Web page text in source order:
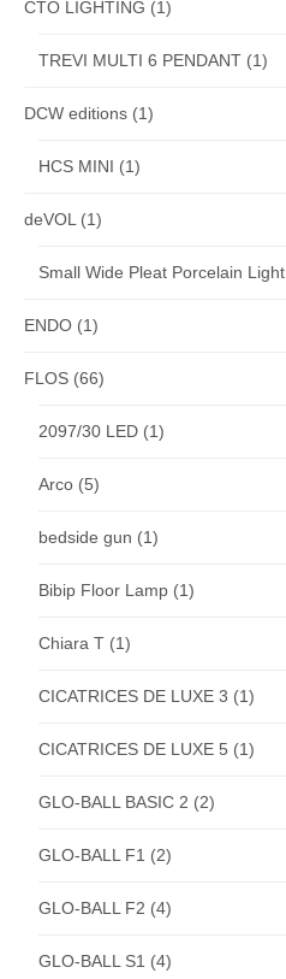
CTO LIGHTING (1)
TREVI MULTI 6 PENDANT (1)
DCW editions (1)
HCS MINI (1)
deVOL(1)
Small Wide Pleat Porcelain Light
ENDO (1)
FLOS (66)
2097/30 LED (1)
Arco (5)
bedside gun (1)
Bibip Floor Lamp (1)
Chiara T (1)
CICATRICES DE LUXE 3 (1)
CICATRICES DE LUXE 5 (1)
GLO-BALL BASIC 2 (2)
GLO-BALL F1 (2)
GLO-BALL F2 (4)
GLO-BALL S1 (4)